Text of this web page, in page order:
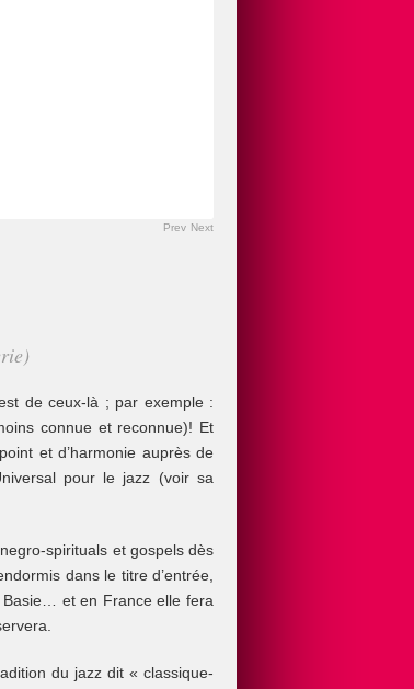
Prev Next
de ceux-là ; par exemple :
connue et reconnue)! Et
et d’harmonie auprès de
pour le jazz (voir sa
spirituals et gospels dès
dans le titre d’entrée,
Basie… et en France elle fera
du jazz dit « classique-